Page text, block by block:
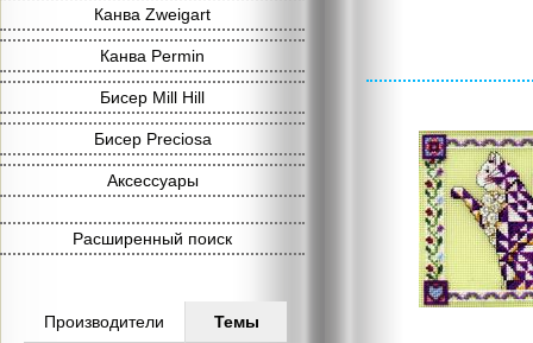
Канва Zweigart
Канва Permin
Бисер Mill Hill
Бисер Preciosa
Аксессуары
Расширенный поиск
Производители Темы